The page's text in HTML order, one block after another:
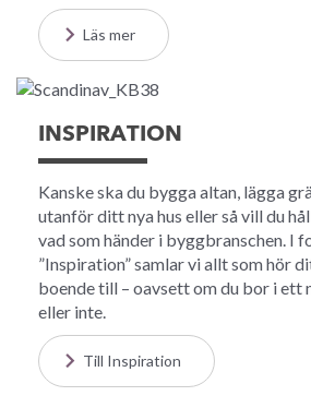
Läs mer
INSPIRATION
Kanske ska du bygga altan, lägga
utanför ditt nya hus eller så vill du
vad som händer i byggbranschen. I
”Inspiration” samlar vi allt som hör
boende till – oavsett om du bor i ett
eller inte.
Till Inspiration